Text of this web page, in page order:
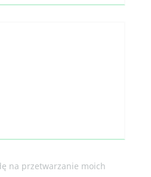
na przetwarzanie moich